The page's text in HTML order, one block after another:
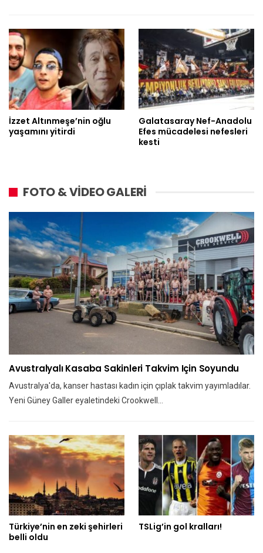
İzzet Altınmeşe’nin oğlu
yaşamını yitirdi
Galatasaray Nef-Anadolu
Efes mücadelesi nefesleri
kesti
FOTO & VİDEO GALERİ
Avustralyalı Kasaba Sakinleri Takvim Için Soyundu
Avustralya'da, kanser hastası kadın için çıplak takvim yayımladılar.
Yeni Güney Galler eyaletindeki Crookwell…
Türkiye’nin en zeki şehirleri
belli oldu
TSLig’in gol kralları!